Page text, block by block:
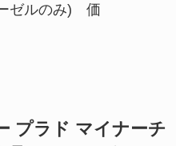
ゼルのみ) 価
プラド マイナーチ